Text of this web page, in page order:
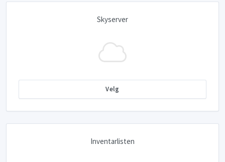
Skyserver
Velg
Inventarlisten